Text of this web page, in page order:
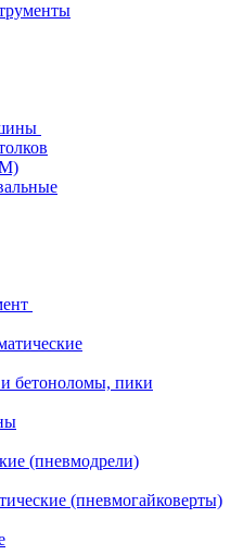
бетоноломы, пики
(пневмодрели)
(пневмогайковерты)